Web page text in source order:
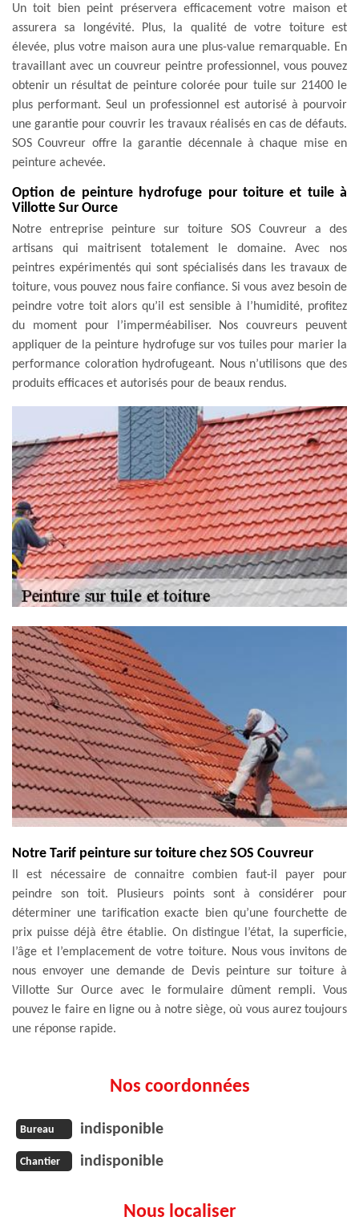
Un toit bien peint préservera efficacement votre maison et
assurera sa longévité. Plus, la qualité de votre toiture est
élevée, plus votre maison aura une plus-value remarquable. En
travaillant avec un couvreur peintre professionnel, vous pouvez
obtenir un résultat de peinture colorée pour tuile sur 21400 le
plus performant. Seul un professionnel est autorisé à pourvoir
une garantie pour couvrir les travaux réalisés en cas de défauts.
SOS Couvreur offre la garantie décennale à chaque mise en
peinture achevée.
Option de peinture hydrofuge pour toiture et tuile à
Villotte Sur Ource
Notre entreprise peinture sur toiture SOS Couvreur a des
artisans qui maitrisent totalement le domaine. Avec nos
peintres expérimentés qui sont spécialisés dans les travaux de
toiture, vous pouvez nous faire confiance. Si vous avez besoin de
peindre votre toit alors qu’il est sensible à l’humidité, profitez
du moment pour l’imperméabiliser. Nos couvreurs peuvent
appliquer de la peinture hydrofuge sur vos tuiles pour marier la
performance coloration hydrofugeant. Nous n’utilisons que des
produits efficaces et autorisés pour de beaux rendus.
Notre Tarif peinture sur toiture chez SOS Couvreur
Il est nécessaire de connaitre combien faut-il payer pour
peindre son toit. Plusieurs points sont à considérer pour
déterminer une tarification exacte bien qu’une fourchette de
prix puisse déjà être établie. On distingue l’état, la superficie,
l’âge et l’emplacement de votre toiture. Nous vous invitons de
nous envoyer une demande de Devis peinture sur toiture à
Villotte Sur Ource avec le formulaire dûment rempli. Vous
pouvez le faire en ligne ou à notre siège, où vous aurez toujours
une réponse rapide.
Nos coordonnées
Bureau indisponible
Chantier indisponible
Nous localiser